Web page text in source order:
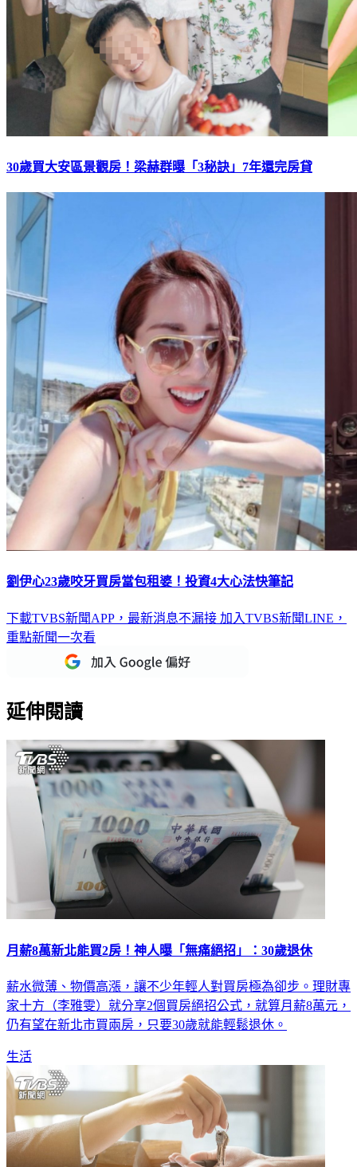
30歲買大安區景觀房！梁赫群曝「3秘訣」7年還完房貸
劉伊心23歲咬牙買房當包租婆！投資4大心法快筆記
下載TVBS新聞APP，最新消息不漏接 加入TVBS新聞LINE，
重點新聞一次看
延伸閱讀
月薪8萬新北能買2房！神人曝「無痛絕招」：30歲退休
薪水微薄、物價高漲，讓不少年輕人對買房極為卻步。理財專
家十方（李雅雯）就分享2個買房絕招公式，就算月薪8萬元，
仍有望在新北市買兩房，只要30歲就能輕鬆退休。
生活